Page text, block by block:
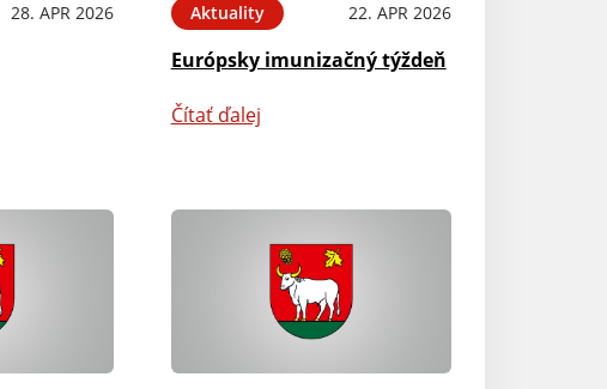
28. APR 2026 Aktuality 22. APR 2026
Európsky imunizačný týždeň
Čítať ďalej